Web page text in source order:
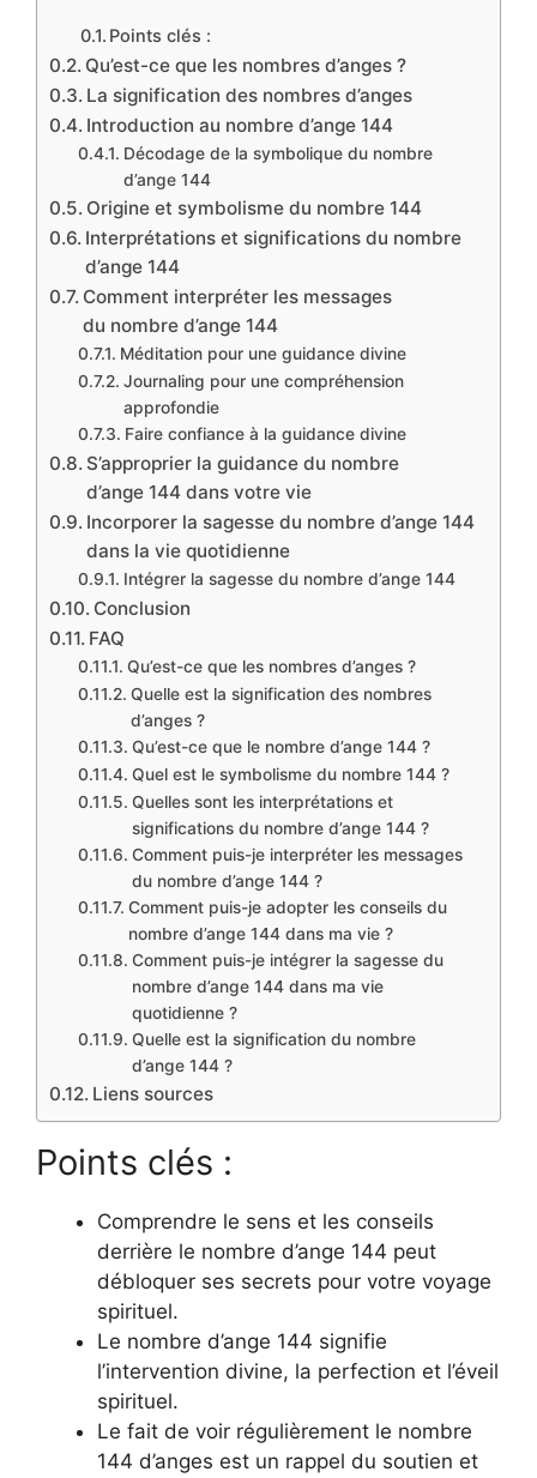
Points clés :
Qu’est-ce que les nombres d’anges ?
La signification des nombres d’anges
Introduction au nombre d’ange 144
Décodage de la symbolique du nombre
d’ange 144
Origine et symbolisme du nombre 144
Interprétations et significations du nombre
d’ange 144
Comment interpréter les messages
du nombre d’ange 144
Méditation pour une guidance divine
Journaling pour une compréhension
approfondie
Faire confiance à la guidance divine
S’approprier la guidance du nombre
d’ange 144 dans votre vie
Incorporer la sagesse du nombre d’ange 144
dans la vie quotidienne
Intégrer la sagesse du nombre d’ange 144
Conclusion
FAQ
Qu’est-ce que les nombres d’anges ?
Quelle est la signification des nombres
d’anges ?
Qu’est-ce que le nombre d’ange 144 ?
Quel est le symbolisme du nombre 144 ?
Quelles sont les interprétations et
significations du nombre d’ange 144 ?
Comment puis-je interpréter les messages
du nombre d’ange 144 ?
Comment puis-je adopter les conseils du
nombre d’ange 144 dans ma vie ?
Comment puis-je intégrer la sagesse du
nombre d’ange 144 dans ma vie
quotidienne ?
Quelle est la signification du nombre
d’ange 144 ?
Liens sources
Points clés :
Comprendre le sens et les conseils
derrière le nombre d’ange 144 peut
débloquer ses secrets pour votre voyage
spirituel.
Le nombre d’ange 144 signifie
l’intervention divine, la perfection et l’éveil
spirituel.
Le fait de voir régulièrement le nombre
144 d’anges est un rappel du soutien et